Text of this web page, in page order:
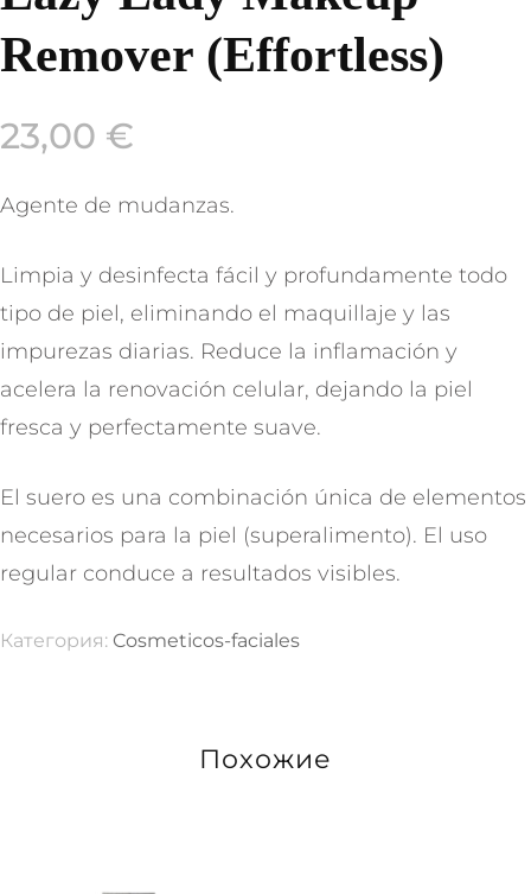
Remover (Effortless)
23,00 €
Agente de mudanzas.
Limpia y desinfecta fácil y profundamente todo
tipo de piel, eliminando el maquillaje y las
impurezas diarias. Reduce la inflamación y
acelera la renovación celular, dejando la piel
fresca y perfectamente suave.
El suero es una combinación única de elementos
necesarios para la piel (superalimento). El uso
regular conduce a resultados visibles.
Категория: Cosmeticos-faciales
Похожие